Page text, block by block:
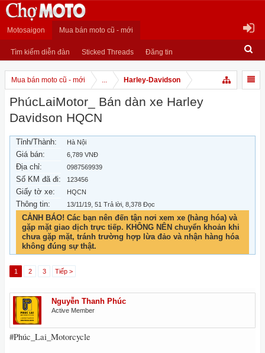
Motosaigon Mua bán moto cũ - mới
Tìm kiếm diễn đàn Sticked Threads Đăng tin
Mua bán moto cũ - mới ... Harley-Davidson
PhúcLaiMotor_ Bán dàn xe Harley
Davidson HQCN
Tỉnh/Thành: Hà Nội
Giá bán: 6,789 VNĐ
Địa chỉ: 0987569939
Số KM đã đi: 123456
Giấy tờ xe: HQCN
Thông tin: 13/11/19 , 51 Trả lời, 8,378 Đọc
CẢNH BÁO! Các bạn nên đến tận nơi xem xe (hàng hóa) và
gặp mặt giao dịch trực tiếp. KHÔNG NÊN chuyển khoản khi
chưa gặp mặt, tránh trường hợp lừa đảo và nhận hàng hóa
không đúng sự thật.
1 2 3 Tiếp >
Nguyễn Thanh Phúc
Active Member
#Phúc_Lai_Motorcycle